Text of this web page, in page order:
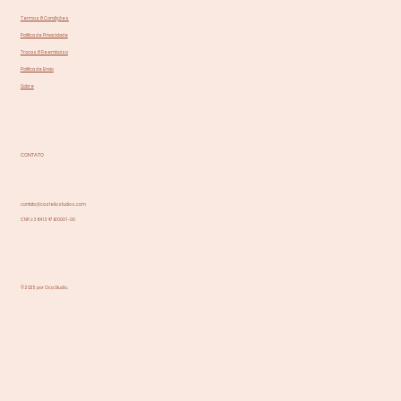
Termos & Condições
Política de Privacidade
Trocas & Reembolso
Política de Envio
Sobre
CONTATO
contato@castellostudios.com
CNPJ: 36413476/0001-00
© 2025 por Oca Studio.